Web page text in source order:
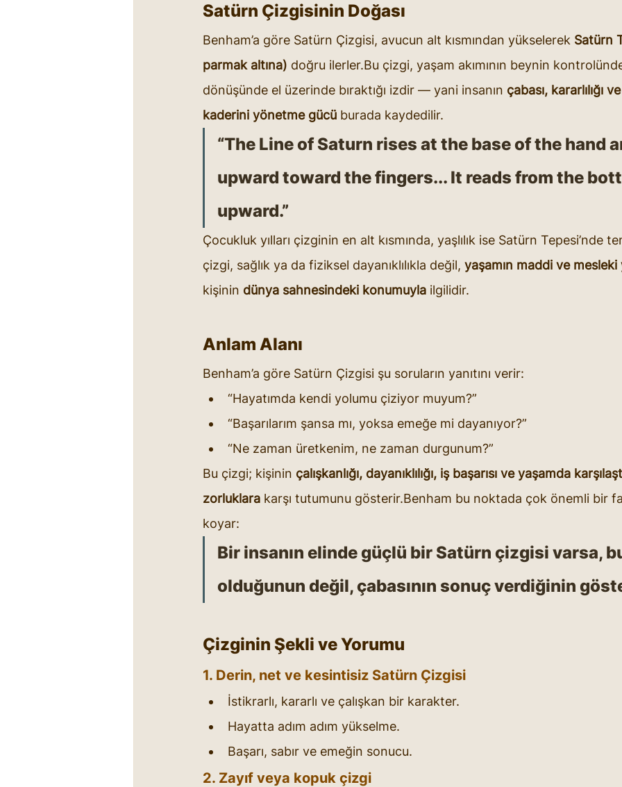
Satürn Çizgisinin Doğası
Benham’a göre Satürn Çizgisi, avucun alt kısmından yükselerek Satürn
parmak altına) doğru ilerler.Bu çizgi, yaşam akımının beynin
dönüşünde el üzerinde bıraktığı izdir — yani insanın çabası, kararlılığı
kaderini yönetme gücü burada kaydedilir.
“The Line of Saturn rises at the base of the hand
upward toward the fingers... It reads from the
upward.”
Çocukluk yılları çizginin en alt kısmında, yaşlılık ise Satürn Tepesi’nde
çizgi, sağlık ya da fiziksel dayanıklılıkla değil, yaşamın maddi ve
kişinin dünya sahnesindeki konumuyla ilgilidir.
Anlam Alanı
Benham’a göre Satürn Çizgisi şu soruların yanıtını verir:
“Hayatımda kendi yolumu çiziyor muyum?”
“Başarılarım şansa mı, yoksa emeğe mi dayanıyor?”
“Ne zaman üretkenim, ne zaman durgunum?”
Bu çizgi; kişinin çalışkanlığı, dayanıklılığı, iş başarısı ve yaşamda
zorluklara karşı tutumunu gösterir.Benham bu noktada çok önemli bir
koyar:
Bir insanın elinde güçlü bir Satürn çizgisi varsa,
olduğunun değil, çabasının sonuç verdiğinin
Çizginin Şekli ve Yorumu
1. Derin, net ve kesintisiz Satürn Çizgisi
İstikrarlı, kararlı ve çalışkan bir karakter.
Hayatta adım adım yükselme.
Başarı, sabır ve emeğin sonucu.
2. Zayıf veya kopuk çizgi